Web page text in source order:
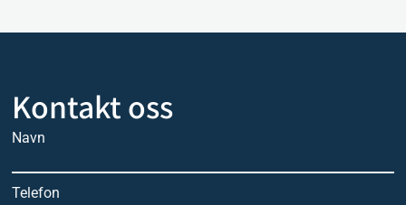
Kontakt oss
Navn
Telefon